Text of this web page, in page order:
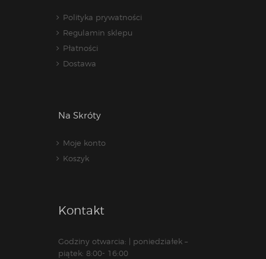
Polityka prywatności
Regulamin sklepu
Płatności
Dostawa
Na Skróty
Moje konto
Koszyk
Kontakt
Godziny otwarcia: | poniedziałek –
piątek: 8:00- 16:00